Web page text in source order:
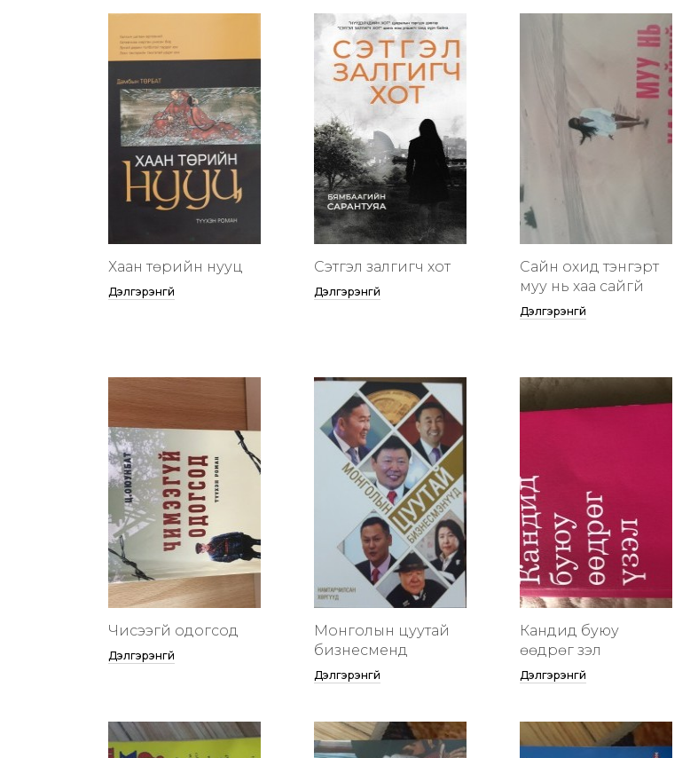
Хаан төрийн нууц
Дэлгэрэнгүй
Сэтгэл залгигч хот
Дэлгэрэнгүй
Сайн охид тэнгэрт
муу нь хаа сайгүй
Дэлгэрэнгүй
Чисээгүй одогсод
Дэлгэрэнгүй
Монголын цуутай
бизнесменүүд
Дэлгэрэнгүй
Кандид буюу
өөдрөг үзэл
Дэлгэрэнгүй